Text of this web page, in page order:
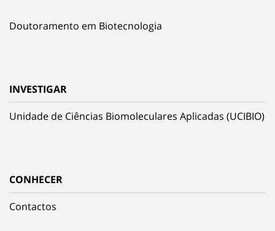
Doutoramento em Biotecnologia
INVESTIGAR
Unidade de Ciências Biomoleculares Aplicadas (UCIBIO)
CONHECER
Contactos